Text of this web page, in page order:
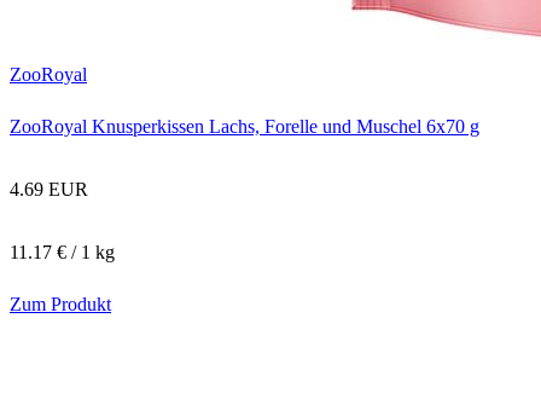
ZooRoyal
ZooRoyal Knusperkissen Lachs, Forelle und Muschel 6x70 g
4.69 EUR
11.17 € / 1 kg
Zum Produkt